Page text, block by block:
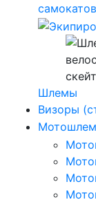
Шлемы
Визоры